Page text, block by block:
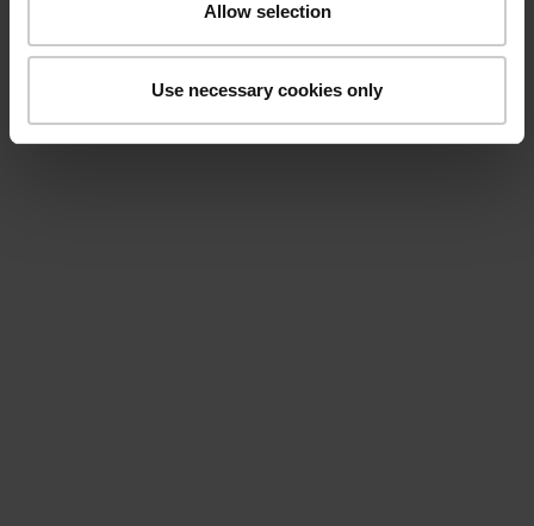
Allow selection
Use necessary cookies only